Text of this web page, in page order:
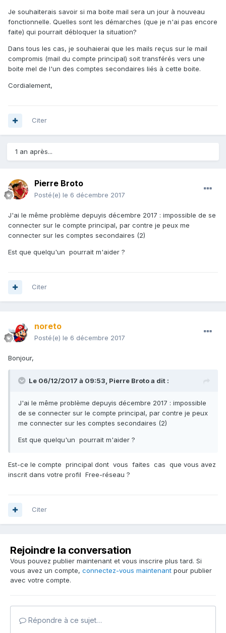
Je souhaiterais savoir si ma boite mail sera un jour à nouveau
fonctionnelle. Quelles sont les démarches (que je n'ai pas encore
faite) qui pourrait débloquer la situation?
Dans tous les cas, je souhaierai que les mails reçus sur le mail
compromis (mail du compte principal) soit transférés vers une
boite mel de l'un des comptes secondaires liés à cette boite.
Cordialement,
Citer
1 an après...
Pierre Broto
Posté(e) le 6 décembre 2017
J'ai le même problème depuyis décembre 2017 : impossible de se
connecter sur le compte principal, par contre je peux me
connecter sur les comptes secondaires (2)
Est que quelqu'un pourrait m'aider ?
Citer
noreto
Posté(e) le 6 décembre 2017
Bonjour,
Le 06/12/2017 à 09:53, Pierre Brotoa dit :
J'ai le même problème depuyis décembre 2017 : impossible
de se connecter sur le compte principal, par contre je peux
me connecter sur les comptes secondaires (2)
Est que quelqu'un pourrait m'aider ?
Est-ce le compte principal dont vous faites cas que vous avez
inscrit dans votre profil Free-réseau ?
Citer
Rejoindre la conversation
Vous pouvez publier maintenant et vous inscrire plus tard. Si
vous avez un compte, connectez-vous maintenant pour publier
avec votre compte.
Répondre à ce sujet…